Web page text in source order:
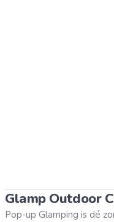
Glamp Outdoor
Pop-up Glamping is dé